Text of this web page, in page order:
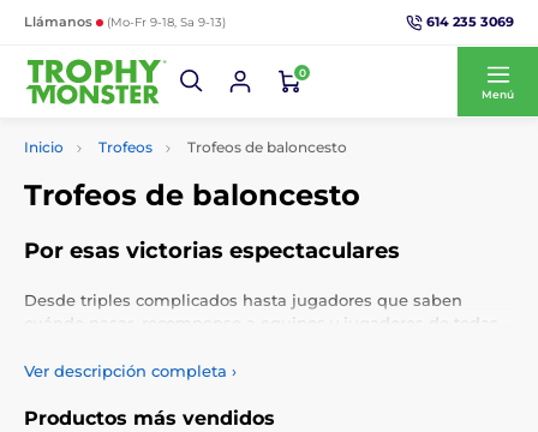
Llámanos (Mo-Fr 9-18, Sa 9-13) 614 235 3069
0
Menú
Inicio Trofeos Trofeos de baloncesto
Trofeos de baloncesto
Por esas victorias espectaculares
Desde triples complicados hasta jugadores que saben
cuándo pasar, recompense a equipos y jugadores de todas
juvenil, trofeos de baloncesto para niñas y niños, y
gratuita.
Ver descripción completa ›
Productos más vendidos